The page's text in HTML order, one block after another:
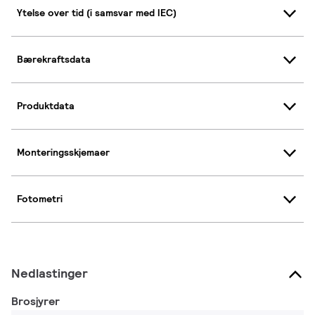
Ytelse over tid (i samsvar med IEC)
Bærekraftsdata
Produktdata
Monteringsskjemaer
Fotometri
Nedlastinger
Brosjyrer